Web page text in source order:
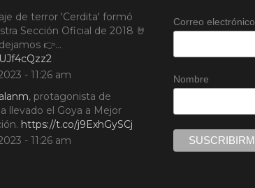
de terror 'Cerdita' formó
Sección Oficial de 2018 🤘
👉…
- 11:26 am
, protagonista de
llevado el Goya a Mejor
https://t.co/j9ExhGySCj
- 11:26 am
Correo electrónico
Nombre